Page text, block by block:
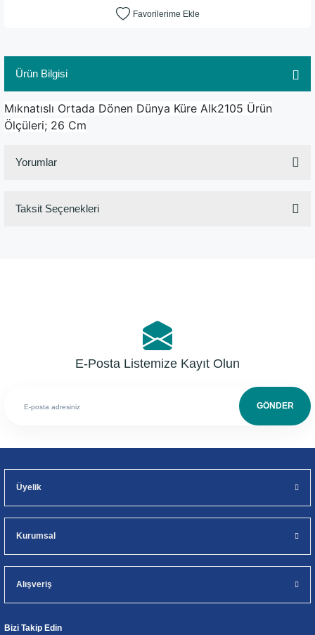
Ürün Bilgisi
Mıknatıslı Ortada Dönen Dünya Küre Alk2105 Ürün
Ölçüleri; 26 Cm
Yorumlar
Taksit Seçenekleri
E-Posta Listemize Kayıt Olun
GÖNDER
Üyelik
Kurumsal
Alışveriş
Bizi Takip Edin